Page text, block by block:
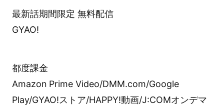
最新話期間限定 無料配信
GYAO!
都度課金
Amazon Prime Video/DMM.com/Google
Play/GYAO!ストア/HAPPY!動画/J:COMオンデマ